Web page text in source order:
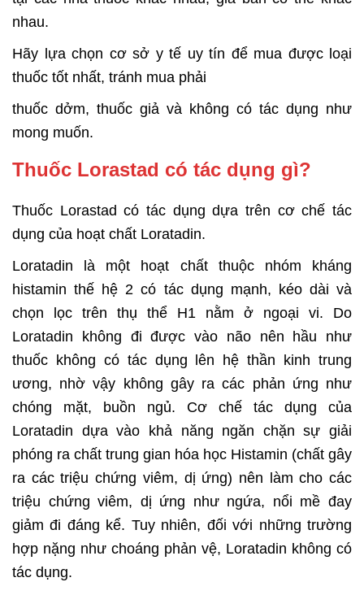
nhau.
Hãy lựa chọn cơ sở y tế uy tín để mua được loại
thuốc tốt nhất, tránh mua phải
thuốc dởm, thuốc giả và không có tác dụng như
mong muốn.
Thuốc Lorastad có tác dụng gì?
Thuốc Lorastad có tác dụng dựa trên cơ chế tác
dụng của hoạt chất Loratadin.
Loratadin là một hoạt chất thuộc nhóm kháng
histamin thế hệ 2 có tác dụng mạnh, kéo dài và
chọn lọc trên thụ thể H1 nằm ở ngoại vi. Do
Loratadin không đi được vào não nên hầu như
thuốc không có tác dụng lên hệ thần kinh trung
ương, nhờ vậy không gây ra các phản ứng như
chóng mặt, buồn ngủ. Cơ chế tác dụng của
Loratadin dựa vào khả năng ngăn chặn sự giải
phóng ra chất trung gian hóa học Histamin (chất gây
ra các triệu chứng viêm, dị ứng) nên làm cho các
triệu chứng viêm, dị ứng như ngứa, nổi mề đay
giảm đi đáng kể. Tuy nhiên, đối với những trường
hợp nặng như choáng phản vệ, Loratadin không có
tác dụng.